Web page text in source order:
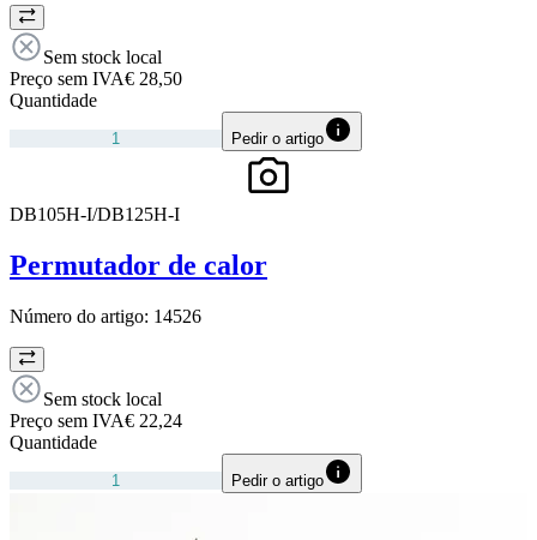
Sem stock local
Preço sem IVA€ 28,50
Quantidade
Pedir o artigo
DB105H-I/DB125H-I
Permutador de calor
Número do artigo: 14526
Sem stock local
Preço sem IVA€ 22,24
Quantidade
Pedir o artigo